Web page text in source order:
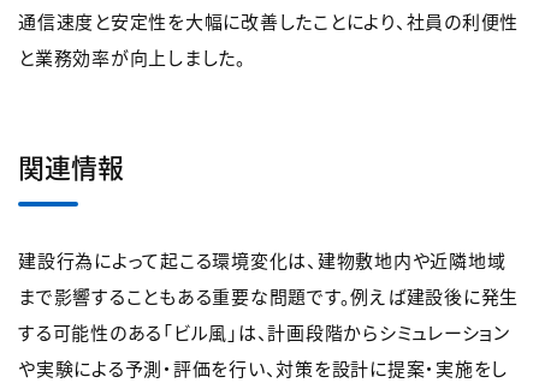
通信速度と安定性を大幅に改善したことにより、社員の利便性
と業務効率が向上しました。
関連情報
建設行為によって起こる環境変化は、建物敷地内や近隣地域
まで影響することもある重要な問題です。例えば建設後に発生
する可能性のある「ビル風」は、計画段階からシミュレーション
や実験による予測・評価を行い、対策を設計に提案・実施をし